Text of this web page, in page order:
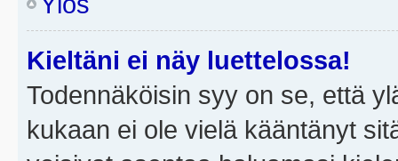
Kieltäni ei näy luettelossa!
Todennäköisin syy on se, että
kukaan ei ole vielä kääntänyt